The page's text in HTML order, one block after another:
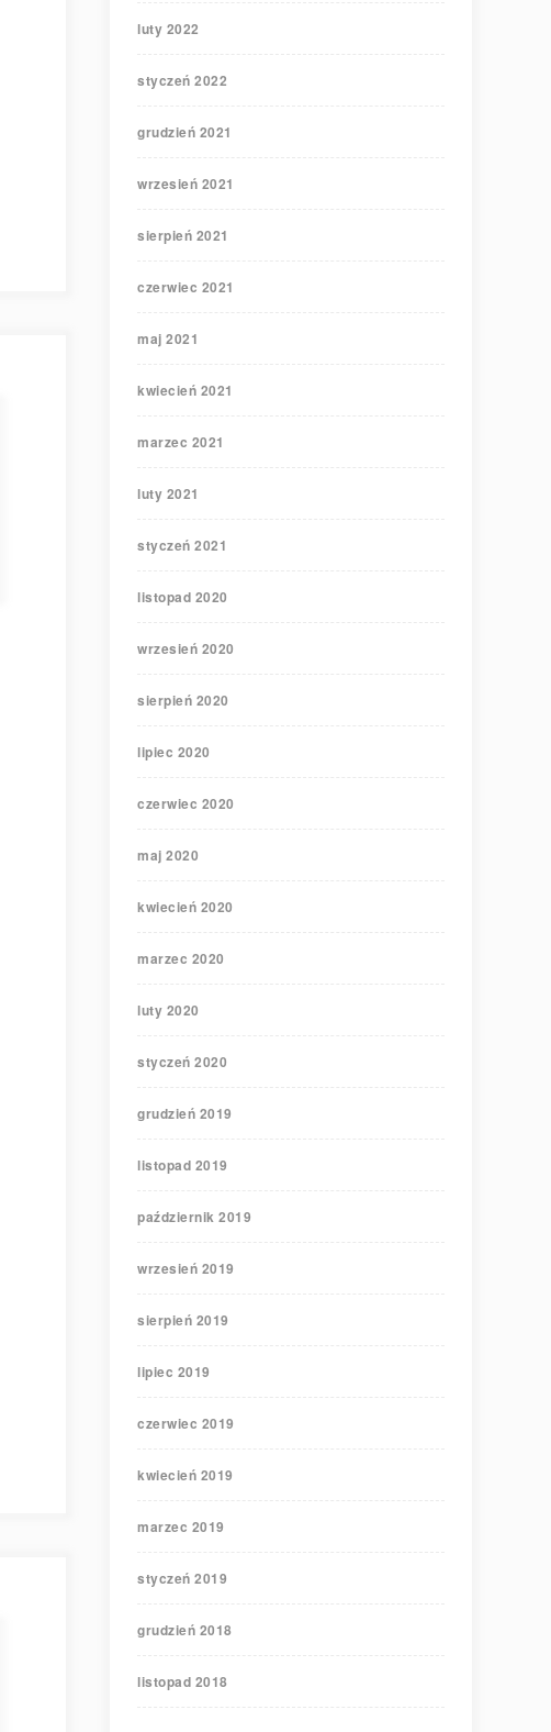
luty 2022
styczeń 2022
grudzień 2021
wrzesień 2021
sierpień 2021
czerwiec 2021
maj 2021
kwiecień 2021
marzec 2021
luty 2021
styczeń 2021
listopad 2020
wrzesień 2020
sierpień 2020
lipiec 2020
czerwiec 2020
maj 2020
kwiecień 2020
marzec 2020
luty 2020
styczeń 2020
grudzień 2019
listopad 2019
październik 2019
wrzesień 2019
sierpień 2019
lipiec 2019
czerwiec 2019
kwiecień 2019
marzec 2019
styczeń 2019
grudzień 2018
listopad 2018